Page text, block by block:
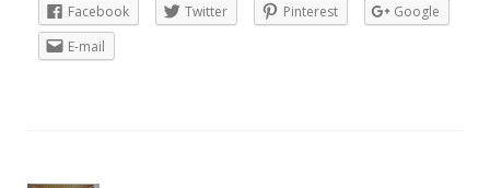
Facebook Twitter Pinterest
Google
E-mail